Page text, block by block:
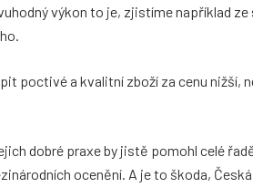
výkon to je, zjistíme například ze
poctivé a kvalitní zboží za cenu nižší,
dobré praxe by jistě pomohl celé
ocenění. A je to škoda,